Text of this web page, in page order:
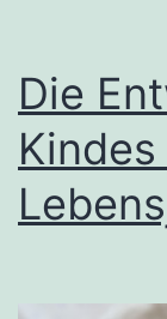
Die